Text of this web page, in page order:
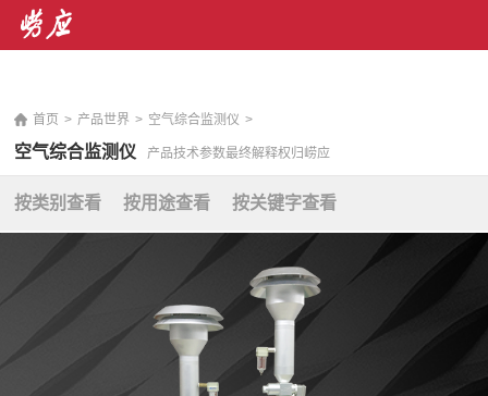
首页 > 产品世界 > 空气综合监测仪 >
空气综合监测仪 产品技术参数最终解释权归崂应
按类别查看 按用途查看 按关键字查看